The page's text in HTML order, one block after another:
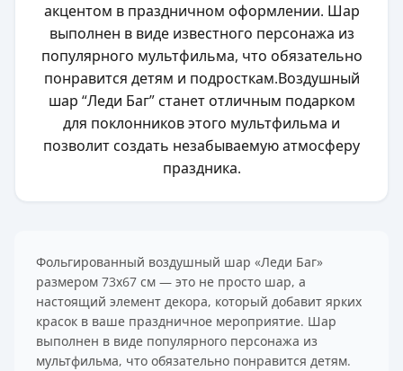
акцентом в праздничном оформлении. Шар
выполнен в виде известного персонажа из
популярного мультфильма, что обязательно
понравится детям и подросткам.Воздушный
шар “Леди Баг” станет отличным подарком
для поклонников этого мультфильма и
позволит создать незабываемую атмосферу
праздника.
Фольгированный воздушный шар «Леди Баг»
размером 73х67 см — это не просто шар, а
настоящий элемент декора, который добавит ярких
красок в ваше праздничное мероприятие. Шар
выполнен в виде популярного персонажа из
мультфильма, что обязательно понравится детям.